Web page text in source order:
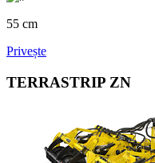
55 cm
Privește
TERRASTRIP ZN